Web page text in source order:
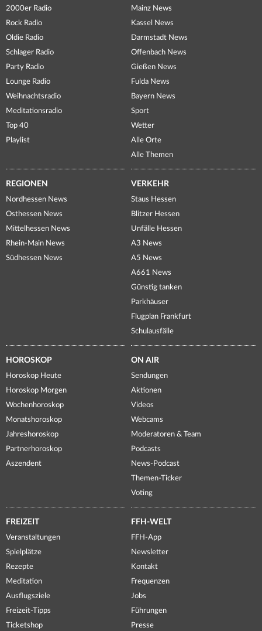
2000er Radio
Rock Radio
Oldie Radio
Schlager Radio
Party Radio
Lounge Radio
Weihnachtsradio
Meditationsradio
Top 40
Playlist
Mainz News
Kassel News
Darmstadt News
Offenbach News
Gießen News
Fulda News
Bayern News
Sport
Wetter
Alle Orte
Alle Themen
REGIONEN
Nordhessen News
Osthessen News
Mittelhessen News
Rhein-Main News
Südhessen News
VERKEHR
Staus Hessen
Blitzer Hessen
Unfälle Hessen
A3 News
A5 News
A661 News
Günstig tanken
Parkhäuser
Flugplan Frankfurt
Schulausfälle
HOROSKOP
Horoskop Heute
Horoskop Morgen
Wochenhoroskop
Monatshoroskop
Jahreshoroskop
Partnerhoroskop
Aszendent
ON AIR
Sendungen
Aktionen
Videos
Webcams
Moderatoren & Team
Podcasts
News-Podcast
Themen-Ticker
Voting
FREIZEIT
Veranstaltungen
Spielplätze
Rezepte
Meditation
Ausflugsziele
Freizeit-Tipps
Ticketshop
FFH-WELT
FFH-App
Newsletter
Kontakt
Frequenzen
Jobs
Führungen
Presse